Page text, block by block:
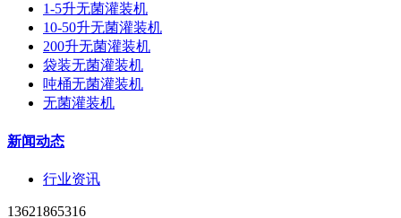
1-5升无菌灌装机
10-50升无菌灌装机
200升无菌灌装机
袋装无菌灌装机
吨桶无菌灌装机
无菌灌装机
新闻动态
行业资讯
13621865316